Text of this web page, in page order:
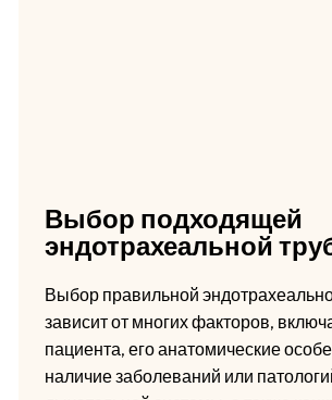
Выбор подходящей
эндотрахеальной
Выбор правильной
зависит от многих факторов,
пациента, его анатомические
наличие заболеваний или